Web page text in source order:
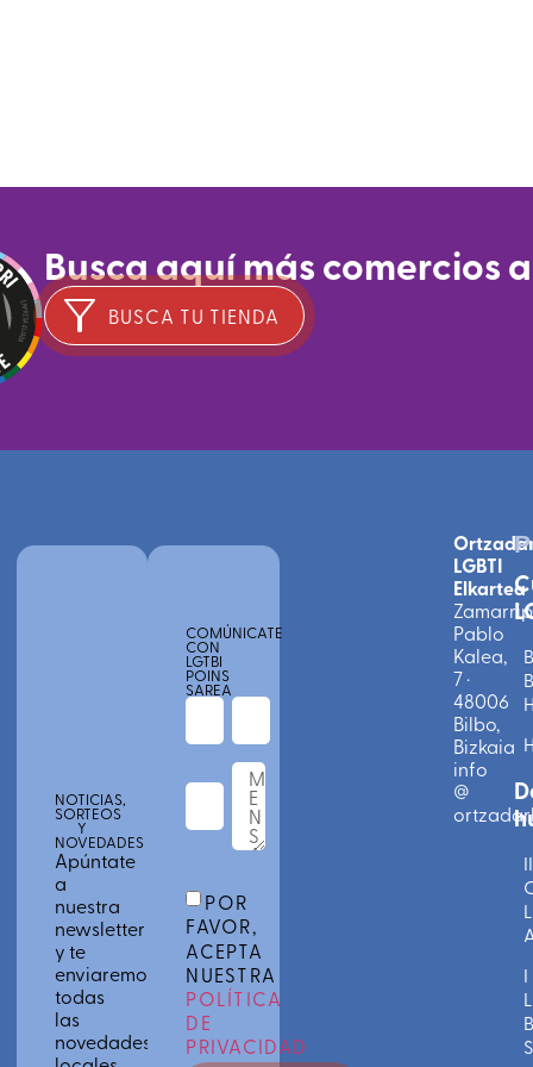
Busca aquí más comercios
BUSCA TU TIENDA
NOTICIAS,
SORTEOS
Y
NOVEDADES
Apúntate
a
nuestra
newsletter
y te
enviaremos
todas
las
novedades
COMÚNICATE
CON
LGTBI
POINS
SAREA
POR
FAVOR,
ACEPTA
NUESTRA
POLÍTICA
DE
PRIVACIDAD
LGBTI
Elkartea
Pablo
Kalea,
7 ·
48006
Bilbo,
Bizkaia
info
@
II
I